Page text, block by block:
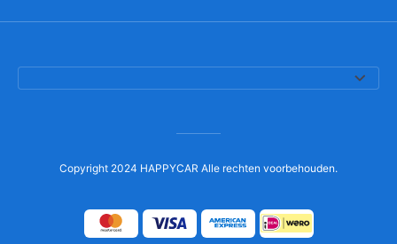
Copyright 2024 HAPPYCAR Alle rechten voorbehouden.